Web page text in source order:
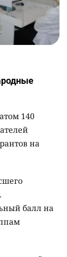
140
на
балл на